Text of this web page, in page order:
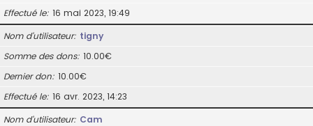
Effectué le 16 mai 2023, 19:49
Nom d’utilisateur tigny
Somme des dons 10.00€
Dernier don 10.00€
Effectué le 16 avr. 2023, 14:23
Nom d’utilisateur Cam